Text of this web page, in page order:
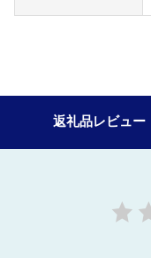
返礼品レビュー